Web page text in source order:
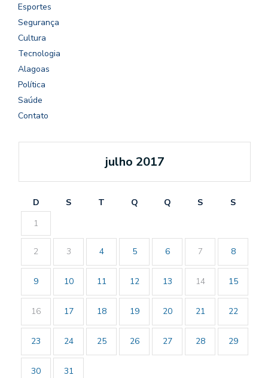
Esportes
Segurança
Cultura
Tecnologia
Alagoas
Política
Saúde
Contato
julho 2017
D S T Q Q S
S
1
2 3 4 5 6 7 8
9 10 11 12 13 14 15
16 17 18 19 20 21 22
23 24 25 26 27 28 29
30 31